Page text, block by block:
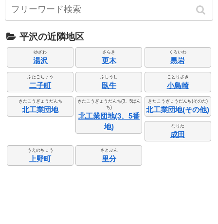
平沢の近隣地区
ゆざわ
湯沢
さらき
更木
くろいわ
黒岩
ふたごちょう
二子町
ふしうし
臥牛
ことりざき
小鳥崎
きたこうぎょうだんち
北工業団地
きたこうぎょうだんち(3、5ばん
ち)
北工業団地(3、5番
地)
きたこうぎょうだんち(そのた)
北工業団地(その他)
なりた
成田
うえのちょう
上野町
さとぶん
里分